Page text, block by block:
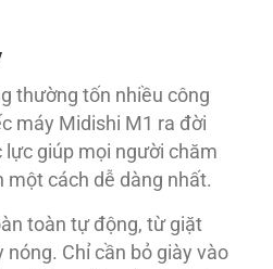
thường tốn nhiều công
máy Midishi M1 ra đời
lực giúp mọi người chăm
một cách dễ dàng nhất.
toàn tự động, từ giặt
nóng. Chỉ cần bỏ giày vào